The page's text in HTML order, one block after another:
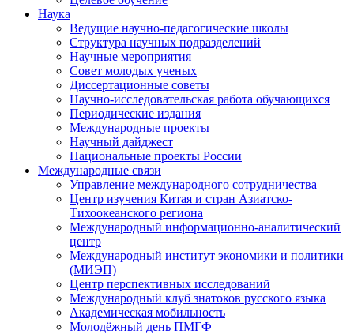
Наука
Ведущие научно-педагогические школы
Структура научных подразделений
Научные мероприятия
Совет молодых ученых
Диссертационные советы
Научно-исследовательская работа обучающихся
Периодические издания
Международные проекты
Научный дайджест
Национальные проекты России
Международные связи
Управление международного сотрудничества
Центр изучения Китая и стран Азиатско-
Тихоокеанского региона
Международный информационно-аналитический
центр
Международный институт экономики и политики
(МИЭП)
Центр перспективных исследований
Международный клуб знатоков русского языка
Академическая мобильность
Молодёжный день ПМГФ